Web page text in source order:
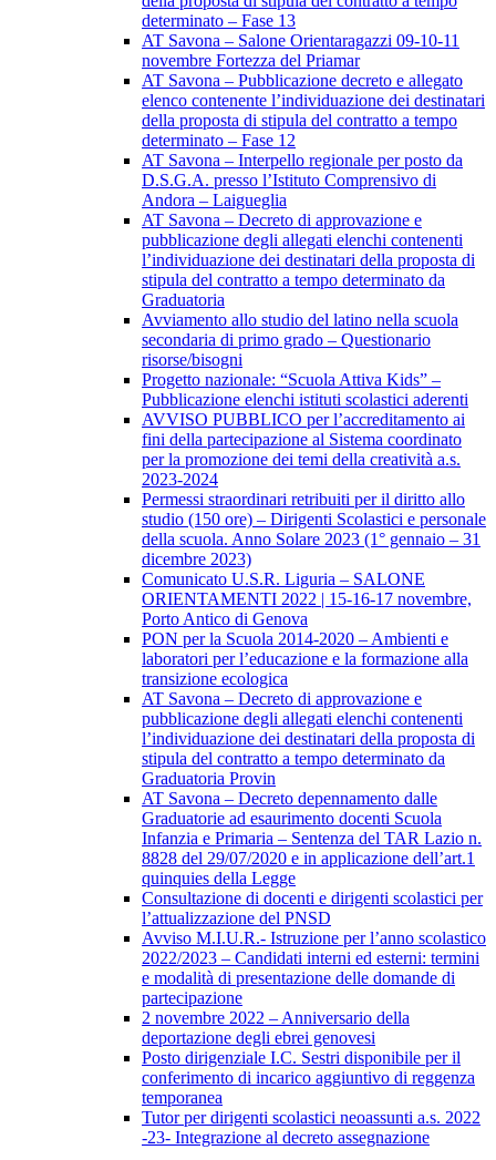
determinato – Fase 13
AT Savona – Salone Orientaragazzi 09-10-11
novembre Fortezza del Priamar
AT Savona – Pubblicazione decreto e allegato
elenco contenente l’individuazione dei destinatari
della proposta di stipula del contratto a tempo
determinato – Fase 12
AT Savona – Interpello regionale per posto da
D.S.G.A. presso l’Istituto Comprensivo di
Andora – Laigueglia
AT Savona – Decreto di approvazione e
pubblicazione degli allegati elenchi contenenti
l’individuazione dei destinatari della proposta di
stipula del contratto a tempo determinato da
Graduatoria
Avviamento allo studio del latino nella scuola
secondaria di primo grado – Questionario
risorse/bisogni
Progetto nazionale: “Scuola Attiva Kids” –
Pubblicazione elenchi istituti scolastici aderenti
AVVISO PUBBLICO per l’accreditamento ai
fini della partecipazione al Sistema coordinato
per la promozione dei temi della creatività a.s.
2023-2024
Permessi straordinari retribuiti per il diritto allo
studio (150 ore) – Dirigenti Scolastici e personale
della scuola. Anno Solare 2023 (1° gennaio – 31
dicembre 2023)
Comunicato U.S.R. Liguria – SALONE
ORIENTAMENTI 2022 | 15-16-17 novembre,
Porto Antico di Genova
PON per la Scuola 2014-2020 – Ambienti e
laboratori per l’educazione e la formazione alla
transizione ecologica
AT Savona – Decreto di approvazione e
pubblicazione degli allegati elenchi contenenti
l’individuazione dei destinatari della proposta di
stipula del contratto a tempo determinato da
Graduatoria Provin
AT Savona – Decreto depennamento dalle
Graduatorie ad esaurimento docenti Scuola
Infanzia e Primaria – Sentenza del TAR Lazio n.
8828 del 29/07/2020 e in applicazione dell’art.1
quinquies della Legge
Consultazione di docenti e dirigenti scolastici per
l’attualizzazione del PNSD
Avviso M.I.U.R.- Istruzione per l’anno scolastico
2022/2023 – Candidati interni ed esterni: termini
e modalità di presentazione delle domande di
partecipazione
2 novembre 2022 – Anniversario della
deportazione degli ebrei genovesi
Posto dirigenziale I.C. Sestri disponibile per il
conferimento di incarico aggiuntivo di reggenza
temporanea
Tutor per dirigenti scolastici neoassunti a.s. 2022
-23- Integrazione al decreto assegnazione